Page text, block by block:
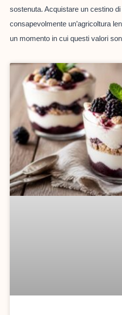
sostenuta. Acquistare un cestino
consapevolmente un’agricoltura
un momento in cui questi valori